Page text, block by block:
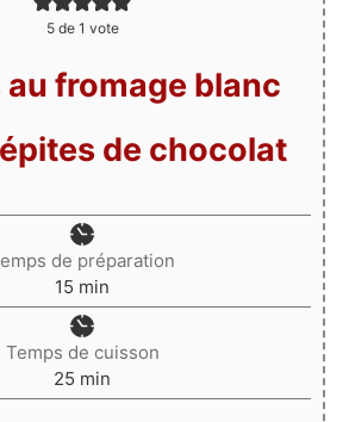
5de 1 vote
fromage blanc
de chocolat
de préparation
15 minutes
min
Temps de cuisson
25 minutes
min